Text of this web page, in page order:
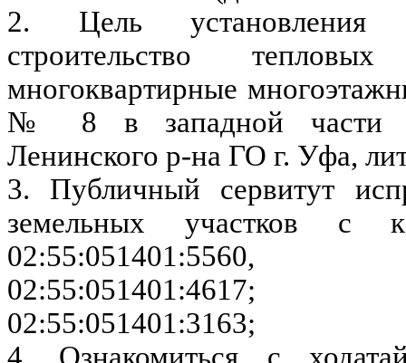
2. Цель установления
строительство
многоквартирные
№ 8 в западной части
Ленинского р-на ГО г. Уфа,
3. Публичный сервитут
земельных участков с
02:55:051401:5560,
02:55:051401:4617;
02:55:051401:3163;